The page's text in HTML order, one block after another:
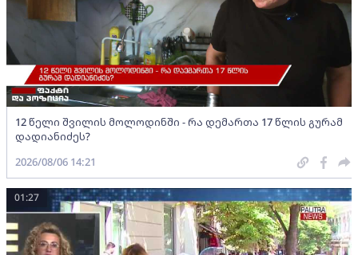
12 წელი შვილის მოლოდინში - რა დემართა 17 წლის გურამ
დადიანიძეს?
2026/08/06 14:21
01:27